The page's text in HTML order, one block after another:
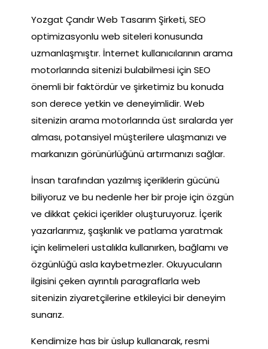
Yozgat Çandır Web Tasarım Şirketi, SEO
optimizasyonlu web siteleri konusunda
uzmanlaşmıştır. İnternet kullanıcılarının arama
motorlarında sitenizi bulabilmesi için SEO
önemli bir faktördür ve şirketimiz bu konuda
son derece yetkin ve deneyimlidir. Web
sitenizin arama motorlarında üst sıralarda yer
alması, potansiyel müşterilere ulaşmanızı ve
markanızın görünürlüğünü artırmanızı sağlar.
İnsan tarafından yazılmış içeriklerin gücünü
biliyoruz ve bu nedenle her bir proje için özgün
ve dikkat çekici içerikler oluşturuyoruz. İçerik
yazarlarımız, şaşkınlık ve patlama yaratmak
için kelimeleri ustalıkla kullanırken, bağlamı ve
özgünlüğü asla kaybetmezler. Okuyucuların
ilgisini çeken ayrıntılı paragraflarla web
sitenizin ziyaretçilerine etkileyici bir deneyim
sunarız.
Kendimize has bir üslup kullanarak, resmi